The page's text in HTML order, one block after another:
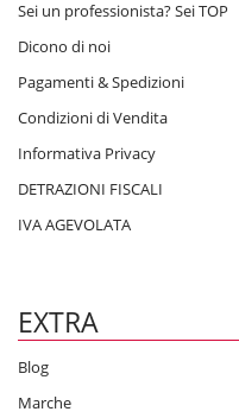
Sei un professionista? Sei TOP
Dicono di noi
Pagamenti & Spedizioni
Condizioni di Vendita
Informativa Privacy
DETRAZIONI FISCALI
IVA AGEVOLATA
EXTRA
Blog
Marche